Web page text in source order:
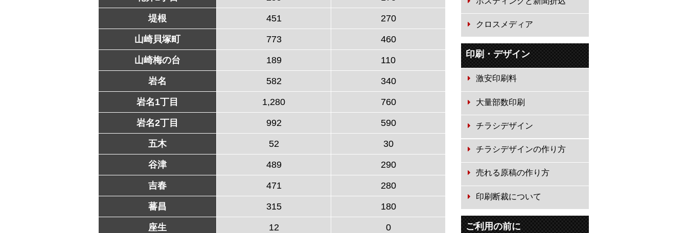
堤根 451 270
山崎貝塚町 773 460
山崎梅の台 189 110
岩名 582 340
岩名1丁目 1,280 760
岩名2丁目 992 590
五木 52 30
谷津 489 290
吉春 471 280
蕃昌 315 180
座生 12 0
クロスメディア
印刷・デザイン
激安印刷料
大量部数印刷
チラシデザイン
チラシデザインの作り方
売れる原稿の作り方
印刷断裁について
ご利用の前に